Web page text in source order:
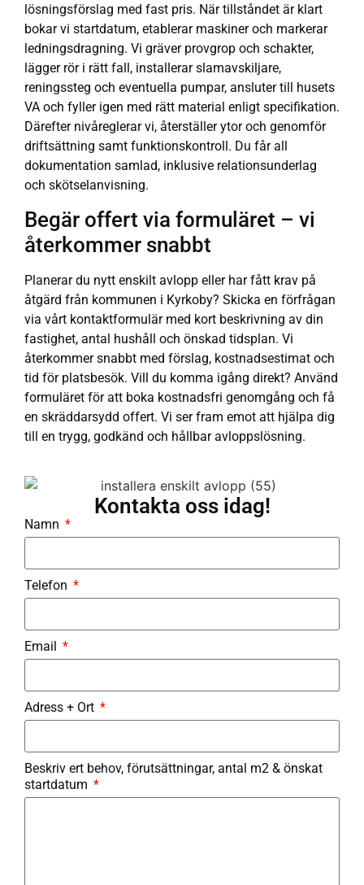
lösningsförslag med fast pris. När tillståndet är klart
bokar vi startdatum, etablerar maskiner och markerar
ledningsdragning. Vi gräver provgrop och schakter,
lägger rör i rätt fall, installerar slamavskiljare,
reningssteg och eventuella pumpar, ansluter till husets
VA och fyller igen med rätt material enligt specifikation.
Därefter nivåreglerar vi, återställer ytor och genomför
driftsättning samt funktionskontroll. Du får all
dokumentation samlad, inklusive relationsunderlag
och skötselanvisning.
Begär offert via formuläret – vi
återkommer snabbt
Planerar du nytt enskilt avlopp eller har fått krav på
åtgärd från kommunen i Kyrkoby? Skicka en förfrågan
via vårt kontaktformulär med kort beskrivning av din
fastighet, antal hushåll och önskad tidsplan. Vi
återkommer snabbt med förslag, kostnadsestimat och
tid för platsbesök. Vill du komma igång direkt? Använd
formuläret för att boka kostnadsfri genomgång och få
en skräddarsydd offert. Vi ser fram emot att hjälpa dig
till en trygg, godkänd och hållbar avloppslösning.
Kontakta oss idag!
Namn
Telefon
Email
Adress + Ort
Beskriv ert behov, förutsättningar, antal m2 & önskat
startdatum